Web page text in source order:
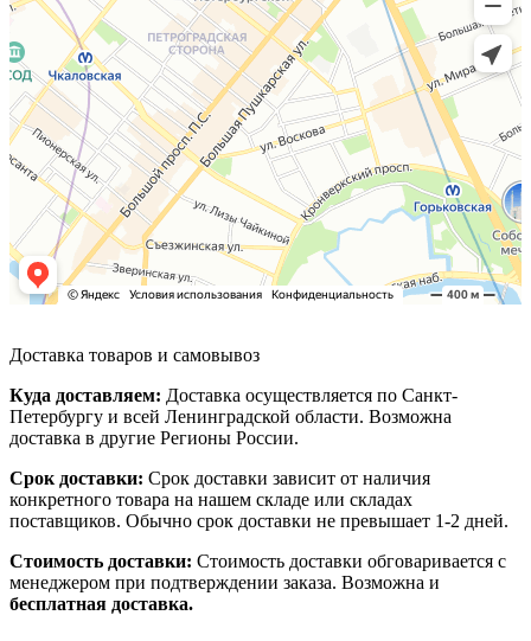
Доставка товаров и самовывоз
Куда доставляем: Доставка осуществляется по Санкт-
Петербургу и всей Ленинградской области. Возможна
доставка в другие Регионы России.
Срок доставки: Срок доставки зависит от наличия
конкретного товара на нашем складе или складах
поставщиков. Обычно срок доставки не превышает 1-2 дней.
Стоимость доставки: Стоимость доставки обговаривается с
менеджером при подтверждении заказа. Возможна и
бесплатная доставка.